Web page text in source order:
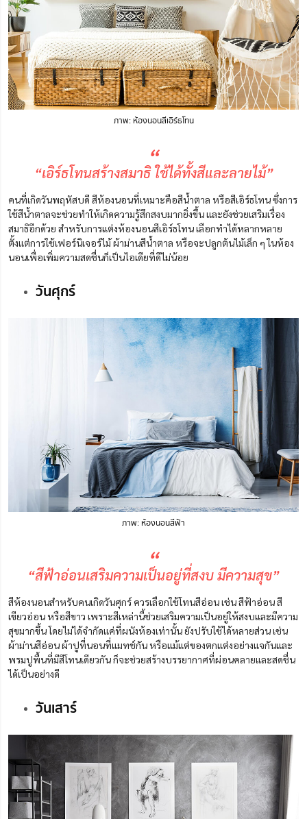
ภาพ: ห้องนอนสีเอิร์ธโทน
“
“เอิร์ธโทนสร้างสมาธิ ใช้ได้ทั้งสีและลายไม้”
คนที่เกิดวันพฤหัสบดี สีห้องนอนที่เหมาะคือสีน้ำตาล หรือสีเอิร์ธโทน ซึ่งการ
ใช้สีน้ำตาลจะช่วยทำให้เกิดความรู้สึกสงบมากยิ่งขึ้น และยังช่วยเสริมเรื่อง
สมาธิอีกด้วย สำหรับการแต่งห้องนอนสีเอิร์ธโทน เลือกทำได้หลากหลาย
ตั้งแต่การใช้เฟอร์นิเจอร์ไม้ ผ้าม่านสีน้ำตาล หรือจะปลูกต้นไม้เล็ก ๆ ในห้อง
นอนเพื่อเพิ่มความสดชื่นก็เป็นไอเดียที่ดีไม่น้อย
วันศุกร์
ภาพ: ห้องนอนสีฟ้า
“
“สีฟ้าอ่อนเสริมความเป็นอยู่ที่สงบ มีความสุข”
สีห้องนอนสำหรับคนเกิดวันศุกร์ ควรเลือกใช้โทนสีอ่อน เช่น สีฟ้าอ่อน สี
เขียวอ่อน หรือสีขาว เพราะสีเหล่านี้ช่วยเสริมความเป็นอยู่ให้สงบและมีความ
สุขมากขึ้น โดยไม่ได้จำกัดแค่ที่ผนังห้องเท่านั้น ยังปรับใช้ได้หลายส่วน เช่น
ผ้าม่านสีอ่อน ผ้าปูที่นอนที่แมทช์กัน หรือแม้แต่ของตกแต่งอย่างแจกันและ
พรมปูพื้นที่มีสีโทนเดียวกัน ก็จะช่วยสร้างบรรยากาศที่ผ่อนคลายและสดชื่น
ได้เป็นอย่างดี
วันเสาร์